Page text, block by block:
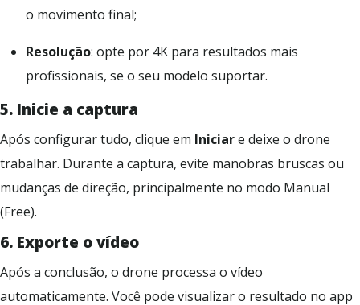
o movimento final;
Resolução: opte por 4K para resultados mais
profissionais, se o seu modelo suportar.
5. Inicie a captura
Após configurar tudo, clique em Iniciare deixe o drone
trabalhar. Durante a captura, evite manobras bruscas ou
mudanças de direção, principalmente no modo Manual
(Free).
6. Exporte o vídeo
Após a conclusão, o drone processa o vídeo
automaticamente. Você pode visualizar o resultado no app